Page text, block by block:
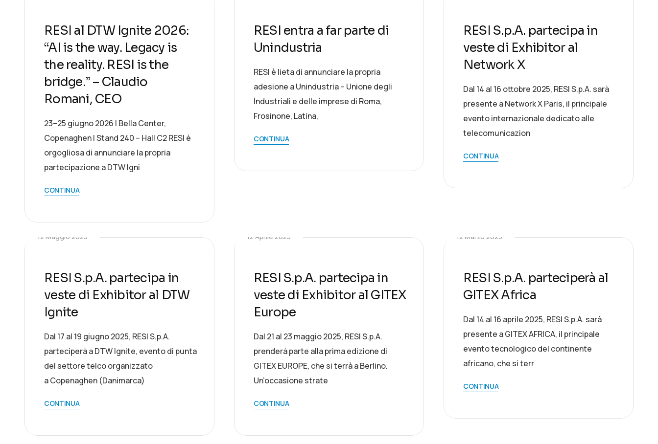
RESI al DTW Ignite 2026:
“AI is the way. Legacy is
the reality. RESI is the
bridge.” – Claudio
Romani, CEO
23–25 giugno 2026 | Bella Center,
Copenaghen | Stand 240 – Hall C2 RESI è
orgogliosa di annunciare la propria
partecipazione a DTW Igni
CONTINUA
RESI entra a far parte di
Unindustria
RESI è lieta di annunciare la propria
adesione a Unindustria – Unione degli
Industriali e delle imprese di Roma,
Frosinone, Latina,
CONTINUA
RESI S.p.A. partecipa in
veste di Exhibitor al
Network X
Dal 14 al 16 ottobre 2025, RESI S.p.A. sarà
presente a Network X Paris, il principale
evento internazionale dedicato alle
telecomunicazion
CONTINUA
12 Maggio 2025
RESI S.p.A. partecipa in
veste di Exhibitor al DTW
Ignite
Dal 17 al 19 giugno 2025, RESI S.p.A.
parteciperà a DTW Ignite, evento di punta
del settore telco organizzato
a Copenaghen (Danimarca)
CONTINUA
12 Aprile 2025
RESI S.p.A. partecipa in
veste di Exhibitor al GITEX
Europe
Dal 21 al 23 maggio 2025, RESI S.p.A.
prenderà parte alla prima edizione di
GITEX EUROPE, che si terrà a Berlino.
Un’occasione strate
CONTINUA
12 Marzo 2025
RESI S.p.A. parteciperà al
GITEX Africa
Dal 14 al 16 aprile 2025, RESI S.p.A. sarà
presente a GITEX AFRICA, il principale
evento tecnologico del continente
africano, che si terr
CONTINUA